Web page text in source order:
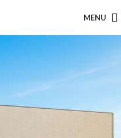
MENU